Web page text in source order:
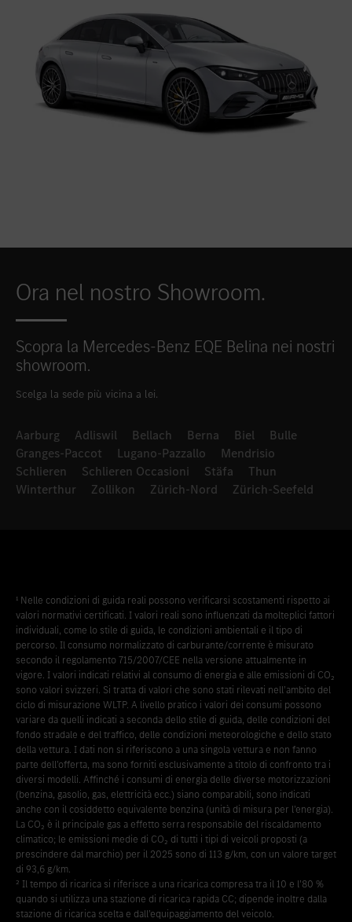
Ora nel nostro Showroom.
Scopra la Mercedes-Benz EQE Belina nei nostri
showroom.
Scelga la sede più vicina a lei.
Aarburg Adliswil Bellach Berna Biel
Bulle
Granges-Paccot
Lugano-Pazzallo
Mendrisio
Schlieren
Schlieren Occasioni Stäfa
Thun
Winterthur
Zollikon Zürich-Nord Zürich-Seefeld
¹ Nelle condizioni di guida reali possono verificarsi scostamenti rispetto ai
valori normativi certificati. I valori reali sono influenzati da molteplici fattori
individuali, come lo stile di guida, le condizioni ambientali e il tipo di
percorso. Il consumo normalizzato di carburante/corrente è misurato
secondo il regolamento 715/2007/CEE nella versione attualmente in
vigore. I valori indicati relativi al consumo di energia e alle emissioni di CO₂
sono valori svizzeri. Si tratta di valori che sono stati rilevati nell’ambito del
ciclo di misurazione WLTP. A livello pratico i valori dei consumi possono
variare da quelli indicati a seconda dello stile di guida, delle condizioni del
fondo stradale e del traffico, delle condizioni meteorologiche e dello stato
della vettura. I dati non si riferiscono a una singola vettura e non fanno
parte dell’offerta, ma sono forniti esclusivamente a titolo di confronto tra i
diversi modelli. Affinché i consumi di energia delle diverse motorizzazioni
(benzina, gasolio, gas, elettricità ecc.) siano comparabili, sono indicati
anche con il cosiddetto equivalente benzina (unità di misura per l’energia).
La CO₂ è il principale gas a effetto serra responsabile del riscaldamento
climatico; le emissioni medie di CO₂ di tutti i tipi di veicoli proposti (a
prescindere dal marchio) per il 2025 sono di 113 g/km, con un valore target
di 93,6 g/km.
² Il tempo di ricarica si riferisce a una ricarica compresa tra il 10 e l’80 %
quando si utilizza una stazione di ricarica rapida CC; dipende inoltre dalla
stazione di ricarica scelta e dall’equipaggiamento del veicolo.